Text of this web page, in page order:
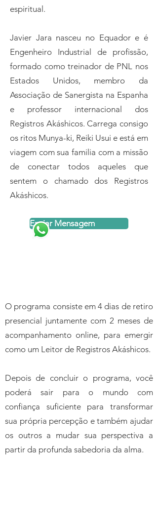
espiritual.
Javier Jara nasceu no Equador e é
Engenheiro Industrial de profissão,
formado como treinador de PNL nos
Estados Unidos, membro da
Associação de Sanergista na Espanha
e professor internacional dos
Registros Akáshicos. Carrega consigo
os ritos Munya-ki, Reiki Usui e está em
viagem com sua familia com a missão
de conectar todos aqueles que
sentem o chamado dos Registros
Akáshicos.
Enviar Mensagem
O programa consiste em 4 dias de retiro
presencial juntamente com 2 meses de
acompanhamento online, para emergir
como um Leitor de Registros Akáshicos.
Depois de concluir o programa, você
poderá sair para o mundo com
confiança suficiente para transformar
sua própria percepção e também ajudar
os outros a mudar sua perspectiva a
partir da profunda sabedoria da alma.